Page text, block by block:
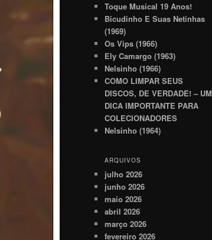
Toque Musical 19 Anos!
Bicudinho E Suas Netinhas
(1969)
Os Vips (1966)
Ely Camargo (1963)
Nelsinho (1966)
COMO LIMPAR SEUS
DISCOS, DE VERDADE! – UM
DICA IMPORTANTE PARA
COLECIONADORES
Nelsinho (1964)
ARQUIVOS
julho 2026
junho 2026
maio 2026
abril 2026
março 2026
fevereiro 2026